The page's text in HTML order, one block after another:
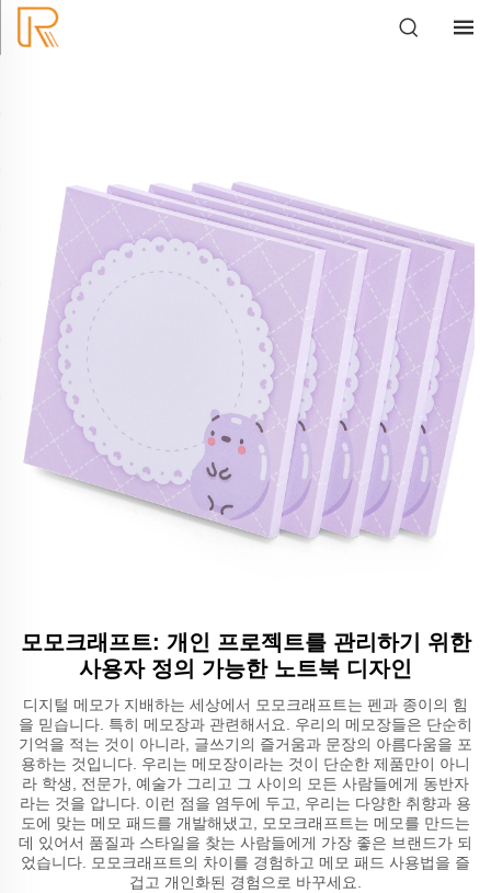
모모크래프트: 개인 프로젝트를 관리하기 위한
사용자 정의 가능한 노트북 디자인
디지털 메모가 지배하는 세상에서 모모크래프트는 펜과 종이의 힘
을 믿습니다. 특히 메모장과 관련해서요. 우리의 메모장들은 단순히
기억을 적는 것이 아니라, 글쓰기의 즐거움과 문장의 아름다움을 포
용하는 것입니다. 우리는 메모장이라는 것이 단순한 제품만이 아니
라 학생, 전문가, 예술가 그리고 그 사이의 모든 사람들에게 동반자
라는 것을 압니다. 이런 점을 염두에 두고, 우리는 다양한 취향과 용
도에 맞는 메모 패드를 개발해냈고, 모모크래프트는 메모를 만드는
데 있어서 품질과 스타일을 찾는 사람들에게 가장 좋은 브랜드가 되
었습니다. 모모크래프트의 차이를 경험하고 메모 패드 사용법을 즐
겁고 개인화된 경험으로 바꾸세요.